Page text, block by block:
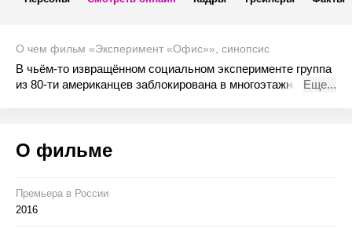
О чем фильм «Эксперимент «Офис»», синопсис
В чьём-то извращённом социальном эксперименте группа
из 80-ти американцев заблокирована в многоэтажном
«Убей, или будешь убит».
Еще...
О фильме
Премьера в Росcии
2016